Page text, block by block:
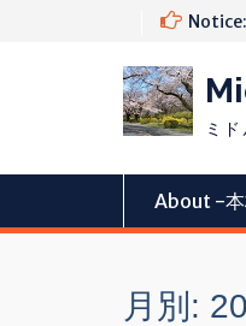
Notice:
ミ
About -
月別: